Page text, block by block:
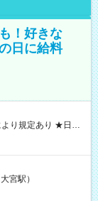
！好きな
日に給料
お仕事後はコ
試
宮駅）